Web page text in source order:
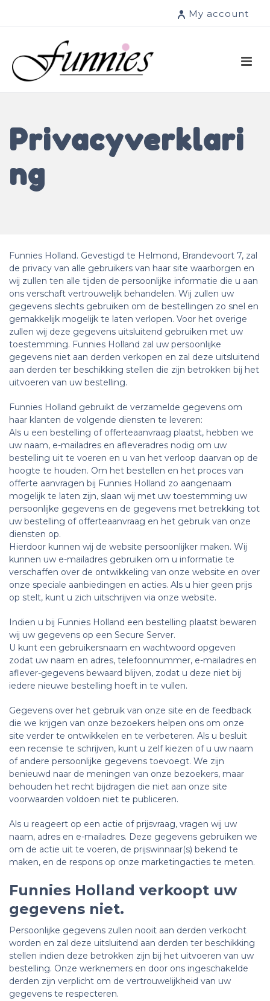
My account
Privacyverklari
Ng
Funnies Holland. Gevestigd te Helmond, Brandevoort 7, zal
de privacy van alle gebruikers van haar site waarborgen en
wij zullen ten alle tijden de persoonlijke informatie die u aan
ons verschaft vertrouwelijk behandelen. Wij zullen uw
gegevens slechts gebruiken om de bestellingen zo snel en
gemakkelijk mogelijk te laten verlopen. Voor het overige
zullen wij deze gegevens uitsluitend gebruiken met uw
toestemming. Funnies Holland zal uw persoonlijke
gegevens niet aan derden verkopen en zal deze uitsluitend
aan derden ter beschikking stellen die zijn betrokken bij het
uitvoeren van uw bestelling.
Funnies Holland gebruikt de verzamelde gegevens om
haar klanten de volgende diensten te leveren:
Als u een bestelling of offerteaanvraag plaatst, hebben we
uw naam, e-mailadres en afleveradres nodig om uw
bestelling uit te voeren en u van het verloop daarvan op de
hoogte te houden. Om het bestellen en het proces van
offerte aanvragen bij Funnies Holland zo aangenaam
mogelijk te laten zijn, slaan wij met uw toestemming uw
persoonlijke gegevens en de gegevens met betrekking tot
uw bestelling of offerteaanvraag en het gebruik van onze
diensten op.
Hierdoor kunnen wij de website persoonlijker maken. Wij
kunnen uw e-mailadres gebruiken om u informatie te
verschaffen over de ontwikkeling van onze website en over
onze speciale aanbiedingen en acties. Als u hier geen prijs
op stelt, kunt u zich uitschrijven via onze website.
Indien u bij Funnies Holland een bestelling plaatst bewaren
wij uw gegevens op een Secure Server.
U kunt een gebruikersnaam en wachtwoord opgeven
zodat uw naam en adres, telefoonnummer, e-mailadres en
aflever-gegevens bewaard blijven, zodat u deze niet bij
iedere nieuwe bestelling hoeft in te vullen.
Gegevens over het gebruik van onze site en de feedback
die we krijgen van onze bezoekers helpen ons om onze
site verder te ontwikkelen en te verbeteren. Als u besluit
een recensie te schrijven, kunt u zelf kiezen of u uw naam
of andere persoonlijke gegevens toevoegt. We zijn
benieuwd naar de meningen van onze bezoekers, maar
behouden het recht bijdragen die niet aan onze site
voorwaarden voldoen niet te publiceren.
Als u reageert op een actie of prijsvraag, vragen wij uw
naam, adres en e-mailadres. Deze gegevens gebruiken we
om de actie uit te voeren, de prijswinnaar(s) bekend te
maken, en de respons op onze marketingacties te meten.
Funnies Holland verkoopt uw
gegevens niet.
Persoonlijke gegevens zullen nooit aan derden verkocht
worden en zal deze uitsluitend aan derden ter beschikking
stellen indien deze betrokken zijn bij het uitvoeren van uw
bestelling. Onze werknemers en door ons ingeschakelde
derden zijn verplicht om de vertrouwelijkheid van uw
gegevens te respecteren.